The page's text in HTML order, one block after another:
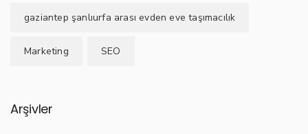
gaziantep şanlıurfa arası evden eve taşımacılık
Marketing SEO
Arşivler